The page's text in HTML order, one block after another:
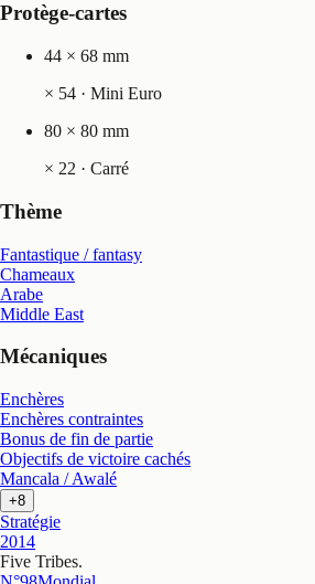
Protège-cartes
44 × 68 mm
× 54 · Mini Euro
80 × 80 mm
× 22 · Carré
Thème
Fantastique / fantasy
Chameaux
Arabe
Middle East
Mécaniques
Enchères
Enchères contraintes
Bonus de fin de partie
Objectifs de victoire cachés
Mancala / Awalé
+8
Stratégie
2014
Five Tribes.